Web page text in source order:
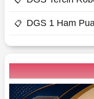
📋 DGS 1 Ham